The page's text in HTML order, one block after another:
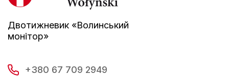
Двотижневик «Волинський
монітор»
+380 67 709 2949